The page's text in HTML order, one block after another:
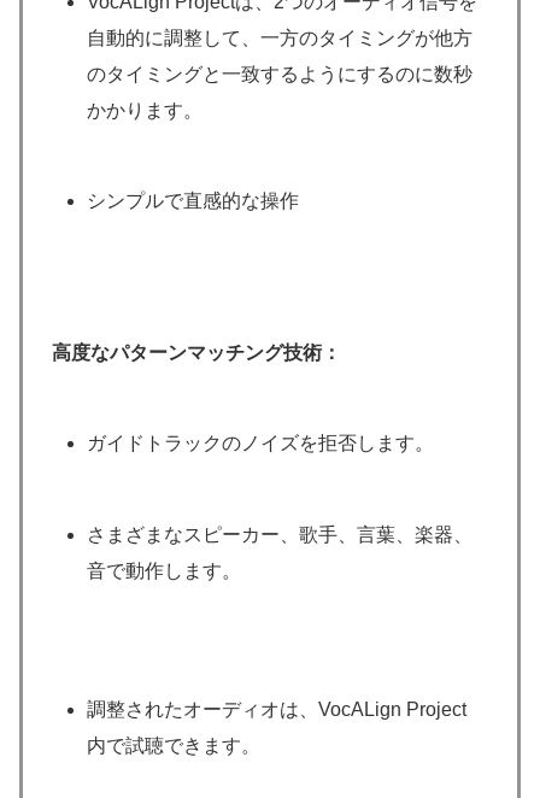
自動的に調整して、一方のタイミングが他方
のタイミングと一致するようにするのに数秒
かかります。
シンプルで直感的な操作
高度なパターンマッチング技術：
ガイドトラックのノイズを拒否します。
さまざまなスピーカー、歌手、言葉、楽器、
音で動作します。
調整されたオーディオは、VocALign Project
内で試聴できます。